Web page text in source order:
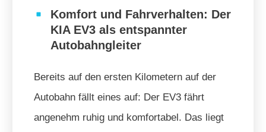
Komfort und Fahrverhalten: Der
KIA EV3 als entspannter
Autobahngleiter
Bereits auf den ersten Kilometern auf der
Autobahn fällt eines auf: Der EV3 fährt
angenehm ruhig und komfortabel. Das liegt